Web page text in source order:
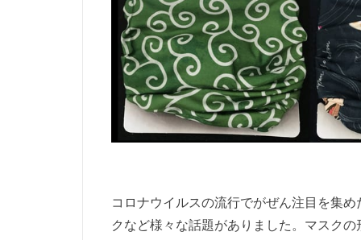
コロナウイルスの流行でがぜん注目を集
クなど様々な話題がありました。マスク